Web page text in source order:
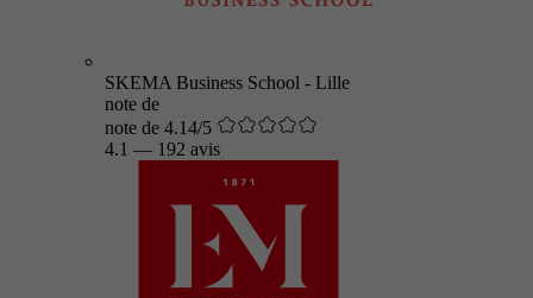
SKEMA Business School - Lille
note de
note de 4.14/5
4.1 — 192 avis